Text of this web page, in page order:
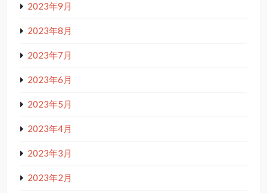
2023年9月
2023年8月
2023年7月
2023年6月
2023年5月
2023年4月
2023年3月
2023年2月